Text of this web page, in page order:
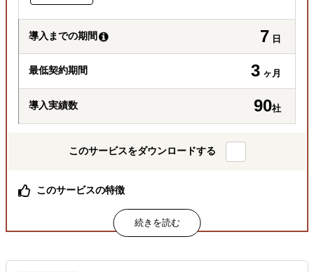
導入までの期間 7 日
最低契約期間 3 ヶ月
導入実績数 90社
このサービスをダウンロードする
このサービスの特徴
総合商社出身社をはじめ、経験豊富な専門チームが巻き取
月額定額で、商社機能を “まるごと”一括代行